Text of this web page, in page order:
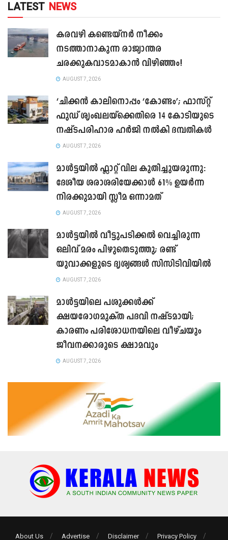
LATEST NEWS
കരവഴി കണ്ടെയ്നർ നീക്കം
നടത്താനാകുന്ന രാജ്യാന്തര
ചരക്കുകവാടമാകാൻ വിഴിഞ്ഞം!
AUGUST 7, 2026
‘ചിക്കൻ കാലിനൊപ്പം ‘കോണ്ടം’; ഫാസ്റ്റ്
ഫുഡ് ശൃംഖലയ്ക്കെതിരെ 14 കോടിയുടെ
നഷ്ടപരിഹാര ഹർജി നൽകി ദമ്പതികൾ
AUGUST 7, 2026
മാൾട്ടയിൽ ഫ്ലാറ്റ് വില കുതിച്ചുയരുന്നു:
ദേശീയ ശരാശരിയേക്കാൾ 61% ഉയർന്ന
നിരക്കുമായി സ്ലീമ ഒന്നാമത്
AUGUST 7, 2026
മാൾട്ടയിൽ വീട്ടുപടിക്കൽ വെച്ചിരുന്ന
ഒലിവ് മരം പിഴുതെടുത്തു; രണ്ട്
യുവാക്കളുടെ ദൃശ്യങ്ങൾ സിസിടിവിയിൽ
AUGUST 7, 2026
മാൾട്ടയിലെ പശുക്കൾക്ക്
ക്ഷയരോഗമുക്ത പദവി നഷ്ടമായി;
കാരണം പരിശോധനയിലെ വീഴ്ചയും
ജീവനക്കാരുടെ ക്ഷാമവും
AUGUST 7, 2026
About Us Advertise Disclaimer Privacy Policy